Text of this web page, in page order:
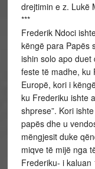
drejtimin e z. Lukë
***
Frederik Ndoci
këngë para Papës
ishin solo apo
feste të madhe, ku
Europë, kori i
ku Frederiku ishte
shprese”. Kori
papës dhe u
mëngjesit duke
miqve të mijë nga
Frederiku- i